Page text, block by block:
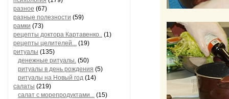
разное (67)
разные полезности (59)
рамки (73)
рецепты доктора Картавенко.. (1)
рецепты целителей... (19)
ритуалы (135)
денежные ритуалы. (50)
ритуалы в день рождения (5)
ритуалы на Новый год (14)
салаты (219)
салат с морепродуктами... (15)